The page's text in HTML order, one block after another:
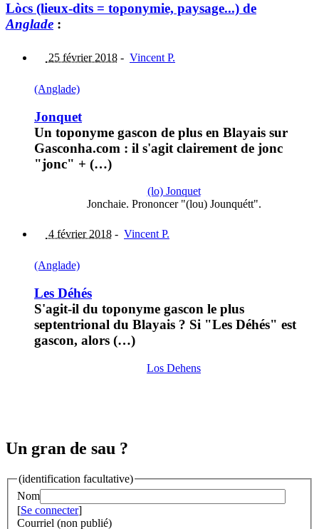
Lòcs (lieux-dits = toponymie, paysage...) de
Anglade :
25 février 2018 - Vincent P.
(Anglade)
Jonquet
Un toponyme gascon de plus en Blayais sur
Gasconha.com : il s'agit clairement de jonc
"jonc" + (…)
(lo) Jonquet
Jonchaie. Prononcer "(lou) Jounquétt".
4 février 2018 - Vincent P.
(Anglade)
Les Déhés
S'agit-il du toponyme gascon le plus
septentrional du Blayais ? Si "Les Déhés" est
gascon, alors (…)
Los Dehens
Un gran de sau ?
(identification facultative)
Nom
[Se connecter]
Courriel (non publié)